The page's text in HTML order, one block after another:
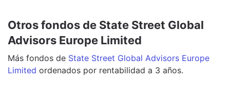
Otros fondos de State Street Global
Advisors Europe Limited
Más fondos de State Street Global Advisors Europe
Limited ordenados por rentabilidad a 3 años.